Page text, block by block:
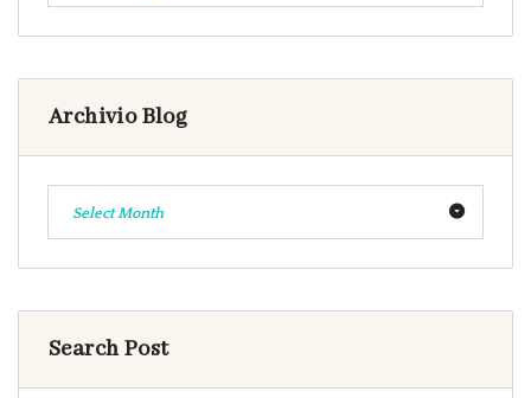
Archivio Blog
Select Month
Search Post